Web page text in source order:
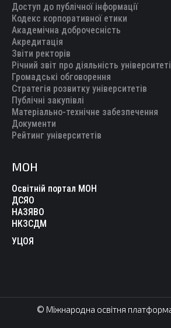
Доступ до публічної інформації
Кодекс корпоративної етики
Академічна доброчесність
Акредитація
Звіти ректорів
Річний звіт про діяльність
Громадські обговорення
Стратегія розвитку університетів
Публічні закупівлі
Матеріально-технічне забезпечення
Документи
Рейтинг університетів
МОН
Освітній портал МОН
ДСЯО
НАЗЯВО
НКЗСДМ
УЦОЯ
© Міжнародна освітня